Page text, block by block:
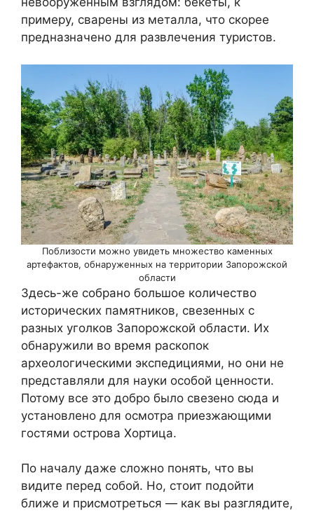
примеру, сварены из металла, что скорее
предназначено для развлечения туристов.
Поблизости можно увидеть множество каменных
артефактов, обнаруженных на территории Запорожской
области
Здесь-же собрано большое количество
исторических памятников, свезенных с
разных уголков Запорожской области. Их
обнаружили во время раскопок
археологическими экспедициями, но они не
представляли для науки особой ценности.
Потому все это добро было свезено сюда и
установлено для осмотра приезжающими
гостями острова Хортица.
По началу даже сложно понять, что вы
видите перед собой. Но, стоит подойти
ближе и присмотреться — как вы разглядите,